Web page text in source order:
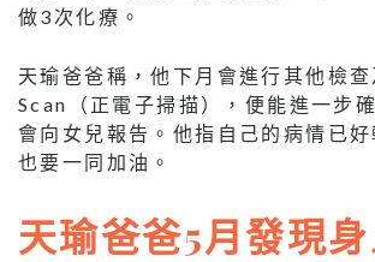
做3次化療。
天瑜爸爸稱，他下月會進行其他檢
Scan（正電子掃描），便能進一步
會向女兒報告。他指自己的病情已
也要一同加油。
天瑜爸爸5月發現